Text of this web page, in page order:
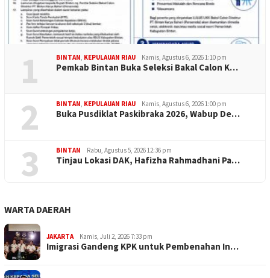
1 BINTAN, KEPULAUAN RIAU Kamis, Agustus 6, 2026 1:10 pm
Pemkab Bintan Buka Seleksi Bakal Calon K…
2 BINTAN, KEPULAUAN RIAU Kamis, Agustus 6, 2026 1:00 pm
Buka Pusdiklat Paskibraka 2026, Wabup De…
3 BINTAN Rabu, Agustus 5, 2026 12:36 pm
Tinjau Lokasi DAK, Hafizha Rahmadhani Pa…
WARTA DAERAH
JAKARTA Kamis, Juli 2, 2026 7:33 pm
Imigrasi Gandeng KPK untuk Pembenahan In…